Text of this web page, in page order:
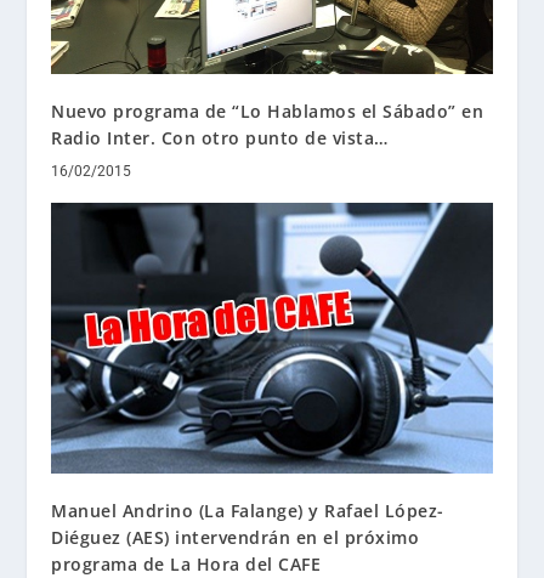
Nuevo programa de “Lo Hablamos el Sábado” en
Radio Inter. Con otro punto de vista…
16/02/2015
Manuel Andrino (La Falange) y Rafael López-
Diéguez (AES) intervendrán en el próximo
programa de La Hora del CAFE